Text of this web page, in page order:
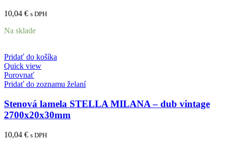
10,04 € s DPH
Na sklade
Pridať do košíka
Quick view
Porovnať
Pridať do zoznamu želaní
Stenová lamela STELLA MILANA – dub vintage
2700x20x30mm
10,04 € s DPH